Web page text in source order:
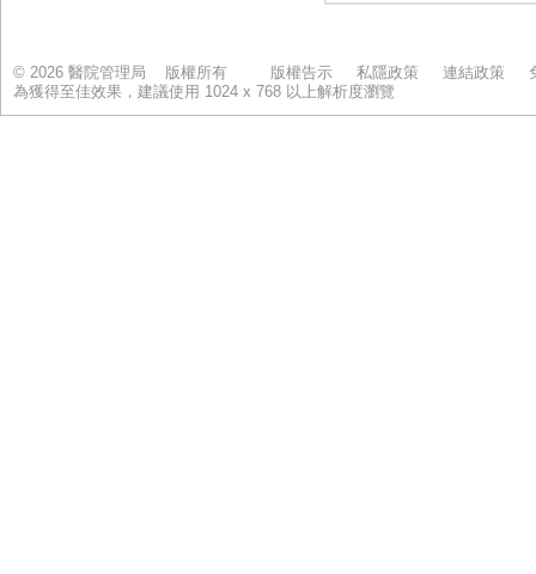
© 2026 醫院管理局 版權所有 版權告示 私隱政策 連結政策
為獲得至佳效果，建議使用 1024 x 768 以上解析度瀏覽